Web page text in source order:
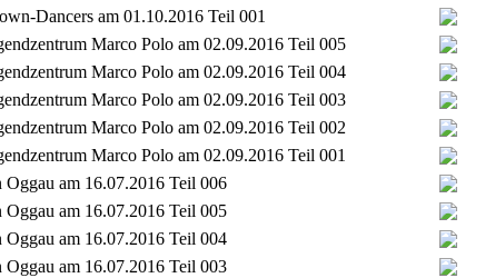
Dancers am 01.10.2016 Teil 001
Marco Polo am 02.09.2016 Teil 005
Marco Polo am 02.09.2016 Teil 004
Marco Polo am 02.09.2016 Teil 003
Marco Polo am 02.09.2016 Teil 002
Marco Polo am 02.09.2016 Teil 001
am 16.07.2016 Teil 006
am 16.07.2016 Teil 005
am 16.07.2016 Teil 004
am 16.07.2016 Teil 003